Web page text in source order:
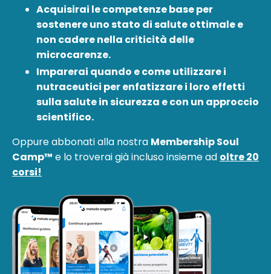
Acquisirai le competenze base per
sostenere uno stato di salute ottimale e
non cadere nella criticità delle
microcarenze.
Imparerai quando e come utilizzare i
nutraceutici per enfatizzare i loro effetti
sulla salute in sicurezza e con un approccio
scientifico.
Oppure abbonati alla nostra Membership Soul
Camp™ e lo troverai già incluso insieme ad oltre 20
corsi!